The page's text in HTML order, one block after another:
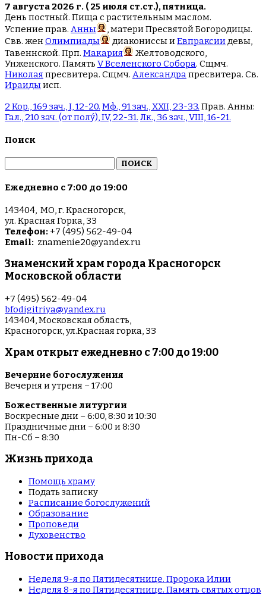
7 августа 2026 г. ( 25 июля ст.ст.), пятница.
День постный. Пища с растительным маслом.
Успение прав. Анны
, матери Пресвятой Богородицы.
Свв. женОлимпиады диакониссы иЕвпраксиидевы,
Тавеннской. Прп. Макария
Желтоводского,
Унженского. Память V Вселенского Собора. Сщмч.
Николаяпресвитера. Сщмч. Александрапресвитера. Св.
Ираидыисп.
2 Кор., 169 зач., I, 12-20. Мф., 91 зач., XXII, 23-33. Прав. Анны:
Гал., 210 зач. (от полу́), IV, 22-31. Лк., 36 зач., VIII, 16-21.
Поиск
Ежедневно с 7:00 до 19:00
143404, МО, г. Красногорск,
ул. Красная Горка, 33
Телефон: +7 (495) 562-49-04
Email: znamenie20@yandex.ru
Знаменский храм города Красногорск
Московской области
+7 (495) 562-49-04
bfodigitriya@yandex.ru
143404, Московская область,
Красногорск, ул.Красная горка, 33
Храм открыт ежедневно с 7:00 до 19:00
Вечерние богослужения
Вечерня и утреня – 17:00
Божественные литургии
Воскресные дни – 6:00, 8:30 и 10:30
Праздничные дни – 6:00 и 8:30
Пн-Сб – 8:30
Жизнь прихода
Помощь храму
Подать записку
Расписание богослужений
Образование
Проповеди
Духовенство
Новости прихода
Неделя 9-я по Пятидесятнице. Пророка Илии
Неделя 8-я по Пятидесятнице. Память святых отцов